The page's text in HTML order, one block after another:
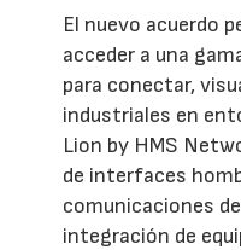
El nuevo acuerdo
acceder a una
para conectar,
industriales en
Lion by HMS
de interfaces
comunicaciones
integración de